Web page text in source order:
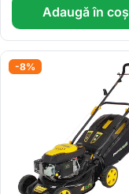
Adaugă în coș
-8%